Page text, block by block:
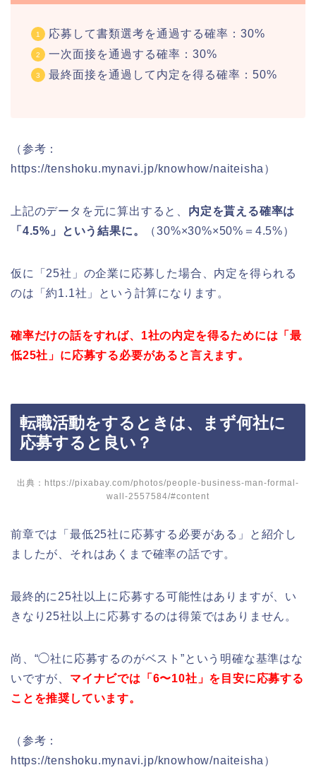
応募して書類選考を通過する確率：30%
一次面接を通過する確率：30%
最終面接を通過して内定を得る確率：50%
（参考：
https://tenshoku.mynavi.jp/knowhow/naiteisha）
上記のデータを元に算出すると、 内定を貰える確率は
「4.5%」という結果に。
（30%×30%×50%＝4.5%）
仮に「25社」の企業に応募した場合、内定を得られる
のは「約1.1社」という計算になります。
確率だけの話をすれば、1社の内定を得るためには「最
低25社」に応募する必要があると言えます。
転職活動をするときは、まず何社に
応募すると良い？
出典：https://pixabay.com/photos/people-business-man-formal-
wall-2557584/#content
前章では「最低25社に応募する必要がある」と紹介し
ましたが、それはあくまで確率の話です。
最終的に25社以上に応募する可能性はありますが、い
きなり25社以上に応募するのは得策ではありません。
尚、“◯社に応募するのがベスト”という明確な基準はな
いですが、 マイナビでは「6〜10社」を目安に応募する
ことを推奨しています。
（参考：
https://tenshoku.mynavi.jp/knowhow/naiteisha）